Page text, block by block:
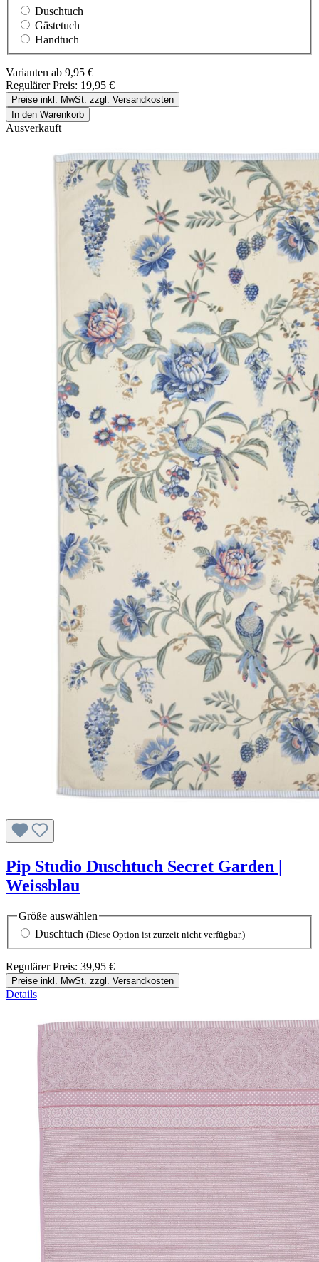
Duschtuch
Gästetuch
Handtuch
Varianten ab 9,95 €
Regulärer Preis: 19,95 €
Preise inkl. MwSt. zzgl. Versandkosten
In den Warenkorb
Ausverkauft
Pip Studio Duschtuch Secret Garden |
Weissblau
Größe auswählen
Duschtuch (Diese Option ist zurzeit nicht verfügbar.)
Regulärer Preis: 39,95 €
Preise inkl. MwSt. zzgl. Versandkosten
Details